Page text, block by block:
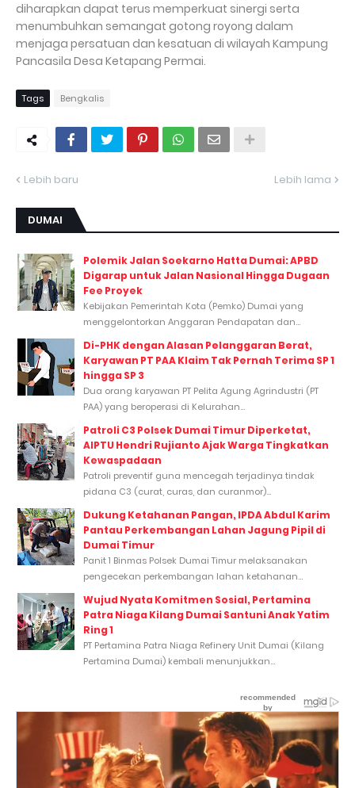
diharapkan dapat terus memperkuat sinergi serta
menumbuhkan semangat gotong royong dalam
menjaga persatuan dan kesatuan di wilayah Kampung
Pancasila Desa Ketapang Permai.
Tags Bengkalis
Lebih baru Lebih lama
DUMAI
Polemik Jalan Soekarno Hatta Dumai: APBD
Digarap untuk Jalan Nasional Hingga Dugaan
Fee Proyek
Kebijakan Pemerintah Kota (Pemko) Dumai yang
menggelontorkan Anggaran Pendapatan dan...
Di-PHK dengan Alasan Pelanggaran Berat,
Karyawan PT PAA Klaim Tak Pernah Terima SP 1
hingga SP 3
Dua orang karyawan PT Pelita Agung Agrindustri (PT
PAA) yang beroperasi di Kelurahan...
Patroli C3 Polsek Dumai Timur Diperketat,
AIPTU Hendri Rujianto Ajak Warga Tingkatkan
Kewaspadaan
Patroli preventif guna mencegah terjadinya tindak
pidana C3 (curat, curas, dan curanmor)...
Dukung Ketahanan Pangan, IPDA Abdul Karim
Pantau Perkembangan Lahan Jagung Pipil di
Dumai Timur
Panit 1 Binmas Polsek Dumai Timur melaksanakan
pengecekan perkembangan lahan ketahanan...
Wujud Nyata Komitmen Sosial, Pertamina
Patra Niaga Kilang Dumai Santuni Anak Yatim
Ring 1
PT Pertamina Patra Niaga Refinery Unit Dumai (Kilang
Pertamina Dumai) kembali menunjukkan...